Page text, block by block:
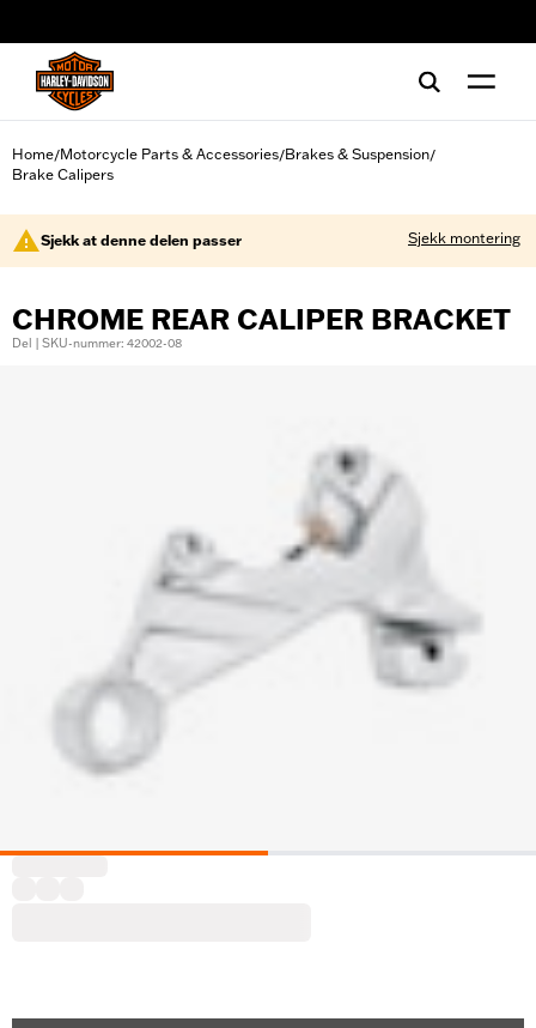
Home/Motorcycle Parts & Accessories/Brakes & Suspension/
Brake Calipers
Sjekk at denne delen passer Sjekk montering
CHROME REAR CALIPER BRACKET
Del | SKU-nummer: 42002-08